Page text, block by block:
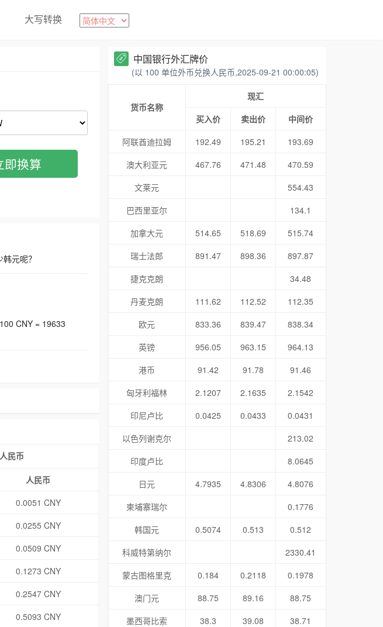
大写转换
即换算
元呢？
CNY = 19633
民币
人民币
0.0051 CNY
0.0255 CNY
0.0509 CNY
0.1273 CNY
0.2547 CNY
0.5093 CNY
中国银行外汇牌价
(以 100 单位外币兑换人民币,2025-09-21 00:00:05)
货币名称
现汇
买入价
卖出价
中间价
阿联酋迪拉姆
192.49 195.21
193.69
澳大利亚元
467.76 471.48
470.59
文莱元
554.43
巴西里亚尔
134.1
加拿大元
514.65 518.69
515.74
瑞士法郎
891.47 898.36
897.87
捷克克朗
34.48
丹麦克朗
111.62 112.52
112.35
欧元
833.36 839.47
838.34
英镑
956.05 963.15
964.13
港币
91.42 91.78
91.46
匈牙利福林
2.1207 2.1635
2.1542
印尼卢比
0.0425 0.0433
0.0431
以色列谢克尔
213.02
印度卢比
8.0645
日元
4.7935 4.8306
4.8076
柬埔寨瑞尔
0.1776
韩国元
0.5074 0.513
0.512
科威特第纳尔
2330.41
蒙古图格里克
0.184 0.2118
0.1978
澳门元
88.75 89.16
88.75
墨西哥比索
38.3 39.08
38.71